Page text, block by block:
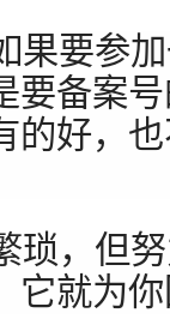
果要参
要备案
的好，
琐，但
它就为你